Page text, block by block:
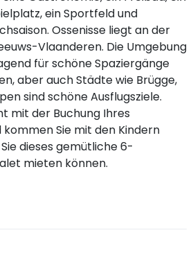
ein Sportfeld und
Ossenisse liegt an der
Vlaanderen. Die Umgebung
für schöne Spaziergänge
aber auch Städte wie Brügge,
sind schöne Ausflugsziele.
mit der Buchung Ihres
kommen Sie mit den Kindern
dieses gemütliche 6-
mieten können.